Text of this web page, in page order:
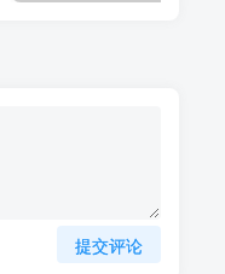
提交评论